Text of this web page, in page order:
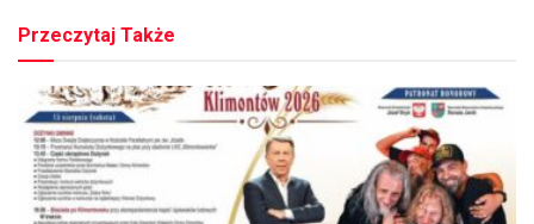
Przeczytaj Także